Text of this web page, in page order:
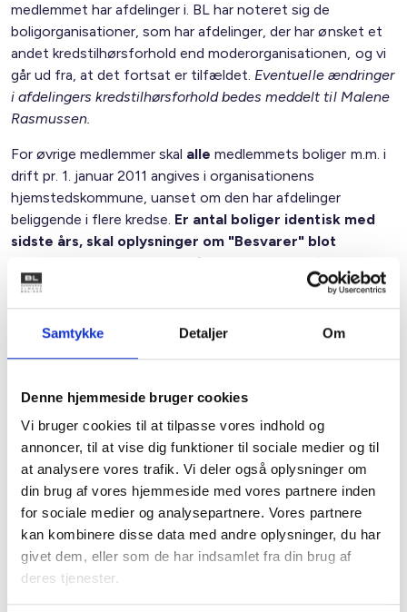
Samtykke Detaljer Om
Denne hjemmeside bruger cookies
Vi bruger cookies til at tilpasse vores indhold og
annoncer, til at vise dig funktioner til sociale medier og til
at analysere vores trafik. Vi deler også oplysninger om
din brug af vores hjemmeside med vores partnere inden
for sociale medier og analysepartnere. Vores partnere
kan kombinere disse data med andre oplysninger, du har
givet dem, eller som de har indsamlet fra din brug af
deres tjenester.
medlemmet har afdelinger i. BL har noteret sig de
boligorganisationer, som har afdelinger, der har ønsket et
andet kredstilhørsforhold end moderorganisationen, og vi
går ud fra, at det fortsat er tilfældet. Eventuelle ændringer
i afdelingers kredstilhørsforhold bedes meddelt til Malene
Rasmussen.
For øvrige medlemmer skal alle medlemmets boliger m.m. i
drift pr. 1. januar 2011 angives i organisationens
hjemstedskommune, uanset om den har afdelinger
beliggende i flere kredse. Er antal boliger identisk med
sidste års, skal oplysninger om "Besvarer" blot
udfyldes før der trykkes på "Gem" nederst i
indtastningsbilledet.
grundlag for beregningen af medlemmernes
kontingentindbetalingtil landsforeningen, jf. BL
for tildeling afkredsdelegerede. Som sidste år vises
nederst i indberetningsbilledet, hvor stort kontingentet til
BL bliver for 2011.
Ifølge hidtidig praksis skal medlemmerne have foretaget
indberetningen inden20. januar 2011, men vi vil sætte pris
på, at I afgiver oplysningerne inden.
Med venlig hilsen
Bent Madsen